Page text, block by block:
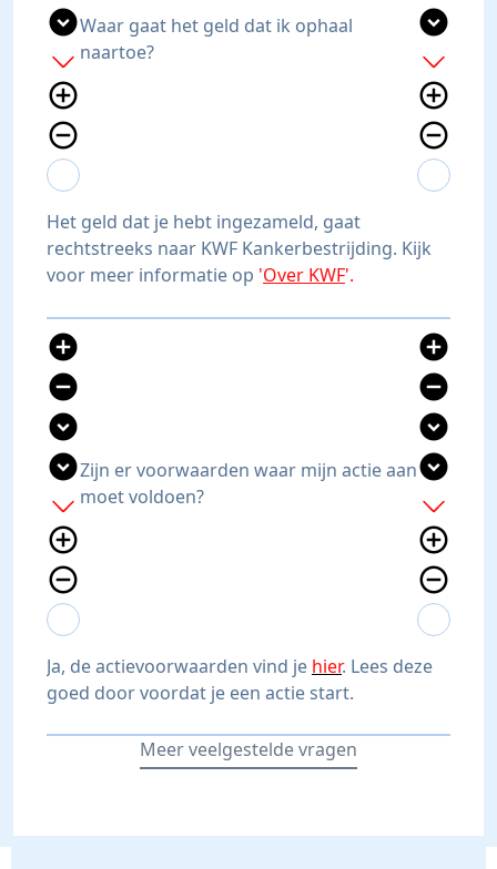
expand_circle_down
add
add_circle_outline
remove_circle_outline
expand_more
expand_less
Waar gaat het geld dat ik ophaal
naartoe?
expand_circle_down
add
add_circle_outline
remove_circle_outline
expand_more
expand_less
Het geld dat je hebt ingezameld, gaat
rechtstreeks naar KWF Kankerbestrijding. Kijk
voor meer informatie op 'Over KWF'.
add_circle
remove_circle
expand_circle_down
expand_circle_down
add
add_circle_outline
remove_circle_outline
expand_more
expand_less
Zijn er voorwaarden waar mijn actie aan
moet voldoen?
add_circle
remove_circle
expand_circle_down
expand_circle_down
add
add_circle_outline
remove_circle_outline
expand_more
expand_less
Ja, de actievoorwaarden vind je hier. Lees deze
goed door voordat je een actie start.
Meer veelgestelde vragen